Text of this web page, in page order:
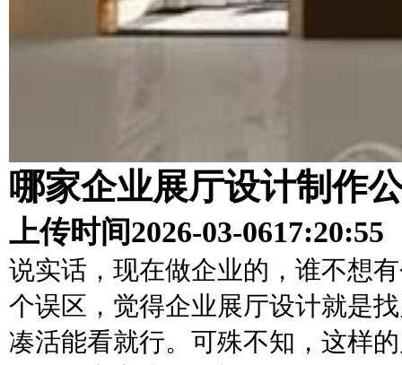
哪家企业展厅设计制作
上传时间2026-03-0617:20:55
说实话，现在做企业的，谁不想
个误区，觉得企业展厅设计就是
凑活能看就行。可殊不知，这样